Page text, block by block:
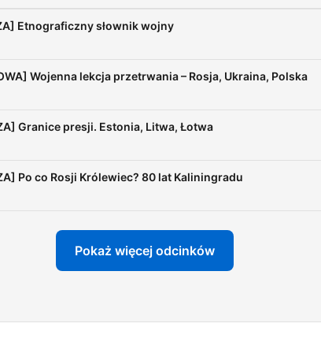
Etnograficzny słownik wojny
Wojenna lekcja przetrwania – Rosja, Ukraina, Polska
Granice presji. Estonia, Litwa, Łotwa
Po co Rosji Królewiec? 80 lat Kaliningradu
Pokaż więcej odcinków